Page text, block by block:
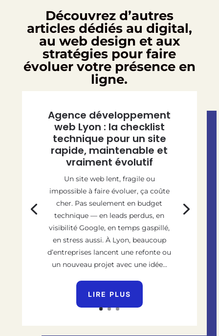
Découvrez d’autres
articles dédiés au digital,
au web design et aux
stratégies pour faire
évoluer votre présence en
ligne.
Agence développement
web Lyon : la checklist
technique pour un site
rapide, maintenable et
vraiment évolutif
Un site web lent, fragile ou
impossible à faire évoluer, ça coûte
cher. Pas seulement en budget
technique — en leads perdus, en
visibilité Google, en temps gaspillé,
en stress aussi. À Lyon, beaucoup
d’entreprises lancent une refonte ou
un nouveau projet avec une idée...
LIRE PLUS